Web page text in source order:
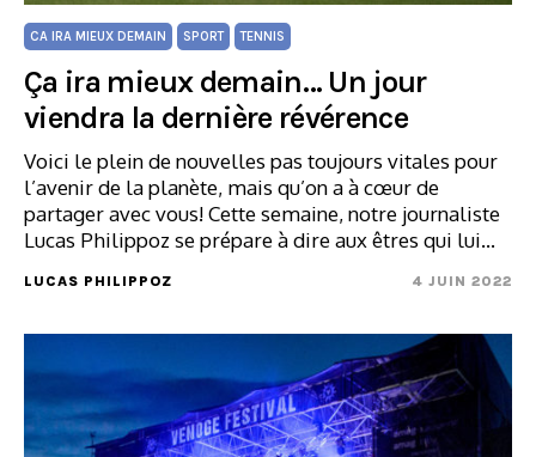
CA IRA MIEUX DEMAIN SPORT TENNIS
Ça ira mieux demain… Un jour
viendra la dernière révérence
Voici le plein de nouvelles pas toujours vitales pour
l’avenir de la planète, mais qu’on a à cœur de
partager avec vous! Cette semaine, notre journaliste
Lucas Philippoz se prépare à dire aux êtres qui lui…
LUCAS PHILIPPOZ 4 JUIN 2022